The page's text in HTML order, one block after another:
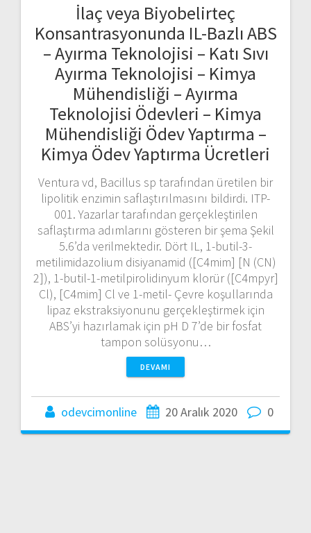
İlaç veya Biyobelirteç
Konsantrasyonunda IL-Bazlı ABS
– Ayırma Teknolojisi – Katı Sıvı
Ayırma Teknolojisi – Kimya
Mühendisliği – Ayırma
Teknolojisi Ödevleri – Kimya
Mühendisliği Ödev Yaptırma –
Kimya Ödev Yaptırma Ücretleri
Ventura vd, Bacillus sp tarafından üretilen bir
lipolitik enzimin saflaştırılmasını bildirdi. ITP-
001. Yazarlar tarafından gerçekleştirilen
saflaştırma adımlarını gösteren bir şema Şekil
5.6’da verilmektedir. Dört IL, 1-butil-3-
metilimidazolium disiyanamid ([C4mim] [N (CN)
2]), 1-butil-1-metilpirolidinyum klorür ([C4mpyr]
Cl), [C4mim] Cl ve 1-metil- Çevre koşullarında
lipaz ekstraksiyonunu gerçekleştirmek için
ABS’yi hazırlamak için pH D 7’de bir fosfat
tampon solüsyonu…
DEVAMI
odevcimonline 20 Aralık 2020 0